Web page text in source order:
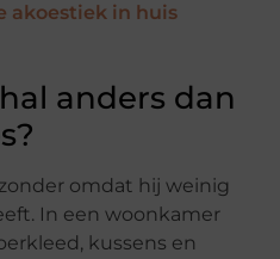
akoestiek in huis
anders dan
omdat hij weinig
In een woonkamer
kussens en